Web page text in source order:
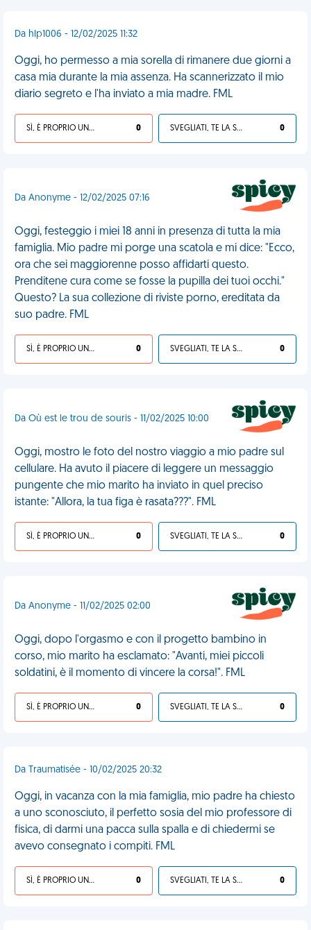
Da hlp1006 - 12/02/2025 11:32
Oggi, ho permesso a mia sorella di rimanere due giorni a
casa mia durante la mia assenza. Ha scannerizzato il mio
diario segreto e l'ha inviato a mia madre. FML
SÌ, È PROPRIO UNA VDM! 0 SVEGLIATI, TE LA SEI CERCATA! 0
Da Anonyme - 12/02/2025 07:16
Oggi, festeggio i miei 18 anni in presenza di tutta la mia
famiglia. Mio padre mi porge una scatola e mi dice: "Ecco,
ora che sei maggiorenne posso affidarti questo.
Prenditene cura come se fosse la pupilla dei tuoi occhi."
Questo? La sua collezione di riviste porno, ereditata da
suo padre. FML
SÌ, È PROPRIO UNA VDM! 0 SVEGLIATI, TE LA SEI CERCATA! 0
Da Où est le trou de souris - 11/02/2025 10:00
Oggi, mostro le foto del nostro viaggio a mio padre sul
cellulare. Ha avuto il piacere di leggere un messaggio
pungente che mio marito ha inviato in quel preciso
istante: "Allora, la tua figa è rasata???". FML
SÌ, È PROPRIO UNA VDM! 0 SVEGLIATI, TE LA SEI CERCATA! 0
Da Anonyme - 11/02/2025 02:00
Oggi, dopo l'orgasmo e con il progetto bambino in
corso, mio marito ha esclamato: "Avanti, miei piccoli
soldatini, è il momento di vincere la corsa!". FML
SÌ, È PROPRIO UNA VDM! 0 SVEGLIATI, TE LA SEI CERCATA! 0
Da Traumatisée - 10/02/2025 20:32
Oggi, in vacanza con la mia famiglia, mio padre ha chiesto
a uno sconosciuto, il perfetto sosia del mio professore di
fisica, di darmi una pacca sulla spalla e di chiedermi se
avevo consegnato i compiti. FML
SÌ, È PROPRIO UNA VDM! 0 SVEGLIATI, TE LA SEI CERCATA! 0